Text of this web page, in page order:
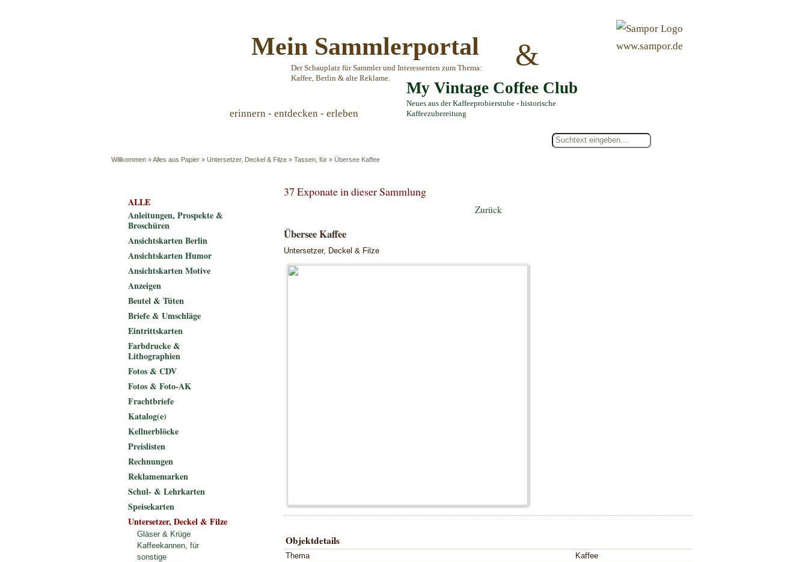
Mein Sammlerportal
Der Schauplatz für Sammler und Interessenten zum Thema:
Kaffee, Berlin & alte Reklame.
&
My Vintage Coffee Club
Neues aus der Kaffeeprobierstube - historische
Kaffeezubereitung
www.sampor.de
erinnern - entdecken - erleben
Willkommen »Alles aus Papier » Untersetzer, Deckel & Filze » Tassen, für » Übersee Kaffee
37 Exponate in dieser Sammlung
Zurück
Übersee Kaffee
Untersetzer, Deckel & Filze
Objektdetails
Thema
Kaffee
ALLE
Anleitungen, Prospekte &
Broschüren
Ansichtskarten Berlin
Ansichtskarten Humor
Ansichtskarten Motive
Anzeigen
Beutel & Tüten
Briefe & Umschläge
Eintrittskarten
Farbdrucke &
Lithographien
Fotos & CDV
Fotos & Foto-AK
Frachtbriefe
Katalog(e)
Kellnerblöcke
Preislisten
Rechnungen
Reklamemarken
Schul- & Lehrkarten
Speisekarten
Untersetzer, Deckel & Filze
Gläser & Krüge
Kaffeekannen, für
sonstige